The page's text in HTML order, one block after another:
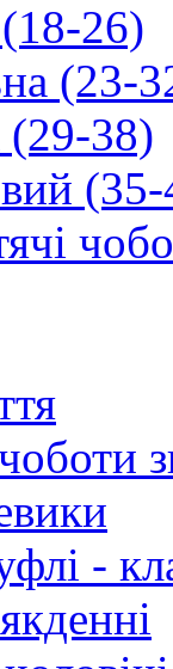
26)
(23-
(29-38)
-